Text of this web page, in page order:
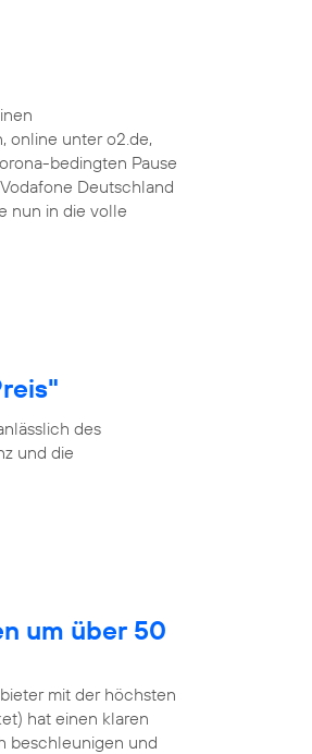
online unter o2.de,
bedingten Pause
Deutschland
nun in die volle
des
und die
um über 50
mit der höchsten
hat einen klaren
beschleunigen und